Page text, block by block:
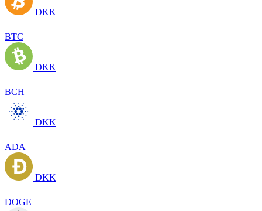
DKK
BTC
DKK
BCH
DKK
ADA
DKK
DOGE